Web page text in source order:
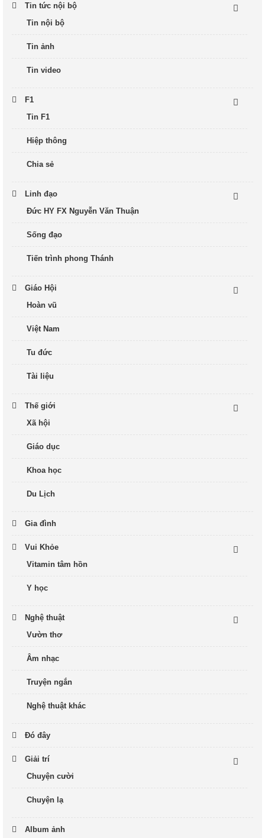
Tin tức nội bộ
Tin nội bộ
Tin ảnh
Tin video
F1
Tin F1
Hiệp thông
Chia sẻ
Linh đạo
Đức HY FX Nguyễn Văn Thuận
Sống đạo
Tiến trình phong Thánh
Giáo Hội
Hoàn vũ
Việt Nam
Tu đức
Tài liệu
Thế giới
Xã hội
Giáo dục
Khoa học
Du Lịch
Gia đình
Vui Khỏe
Vitamin tâm hồn
Y học
Nghệ thuật
Vườn thơ
Âm nhạc
Truyện ngắn
Nghệ thuật khác
Đó đây
Giải trí
Chuyện cười
Chuyện lạ
Album ảnh